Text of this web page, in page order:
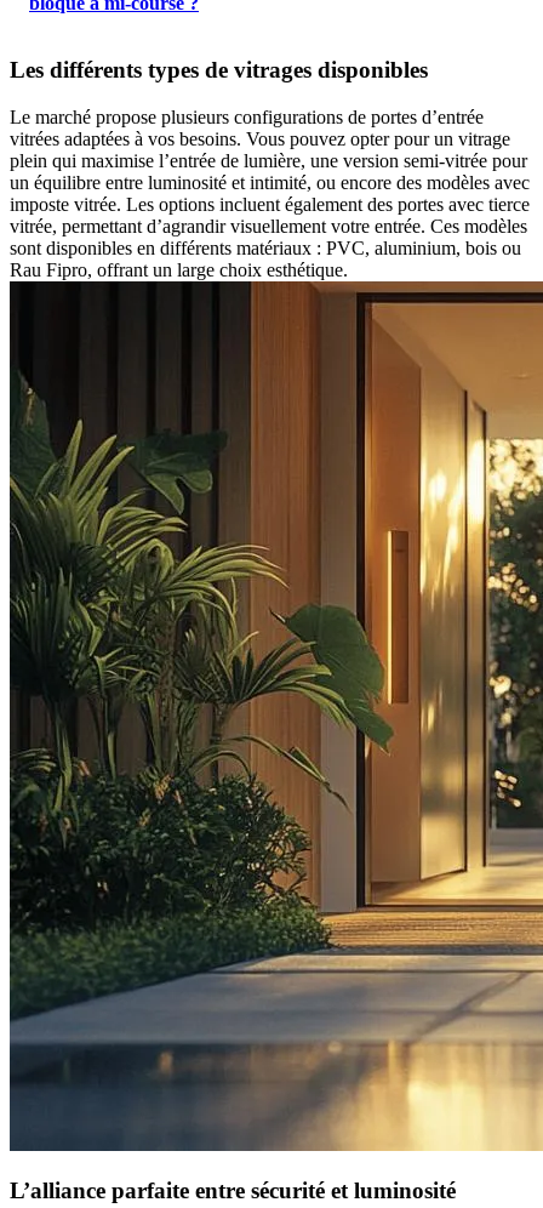
Les différents types de vitrages disponibles
Le marché propose plusieurs configurations de portes d’entrée
vitrées adaptées à vos besoins. Vous pouvez opter pour un vitrage
plein qui maximise l’entrée de lumière, une version semi-vitrée pour
un équilibre entre luminosité et intimité, ou encore des modèles avec
imposte vitrée. Les options incluent également des portes avec tierce
vitrée, permettant d’agrandir visuellement votre entrée. Ces modèles
sont disponibles en différents matériaux : PVC, aluminium, bois ou
Rau Fipro, offrant un large choix esthétique.
L’alliance parfaite entre sécurité et luminosité